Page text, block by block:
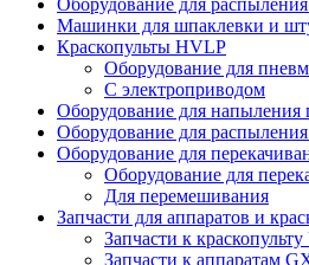
Машинки для шпаклевки и
Краскопульты HVLP
Оборудование для
C электроприводом
Оборудование для
Оборудование для
Оборудование для
Оборудование для
Для перемешивания
Запчасти для аппаратов и
Запчасти к
Запчасти к аппаратам